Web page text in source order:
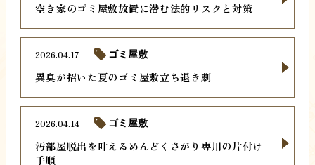
空き家のゴミ屋敷放置に潜む法的リスクと対策
異臭が招いた夏のゴミ屋敷立ち退き劇
2026.04.17 ゴミ屋敷
汚部屋脱出を叶えるめんどくさがり専用の片付け
手順
2026.04.14 ゴミ屋敷